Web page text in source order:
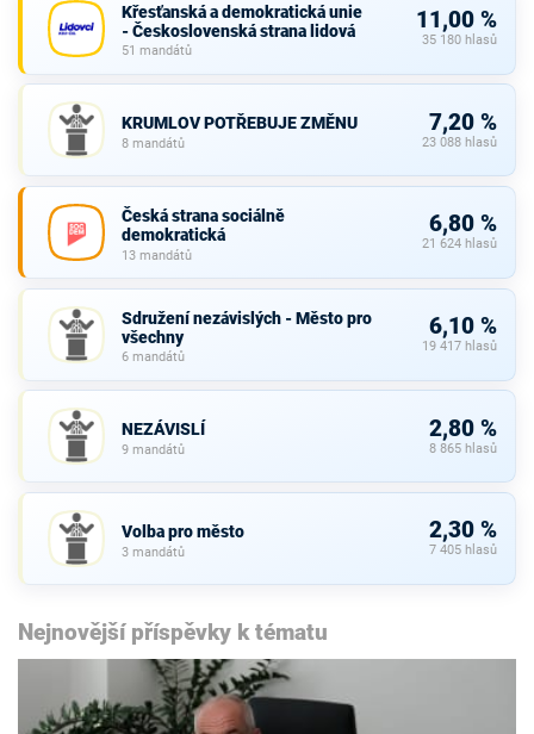
Křesťanská a demokratická unie
- Československá strana lidová
51 mandátů
11,00 %
35 180 hlasů
KRUMLOV POTŘEBUJE ZMĚNU
8 mandátů
7,20 %
23 088 hlasů
Česká strana sociálně
demokratická
13 mandátů
6,80 %
21 624 hlasů
Sdružení nezávislých - Město pro
všechny
6 mandátů
6,10 %
19 417 hlasů
NEZÁVISLÍ
9 mandátů
2,80 %
8 865 hlasů
Volba pro město
3 mandátů
2,30 %
7 405 hlasů
Nejnovější příspěvky k tématu